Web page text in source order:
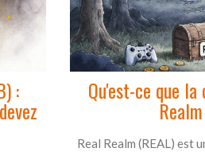
: Qu'est-ce que
Real Realm (REAL) est